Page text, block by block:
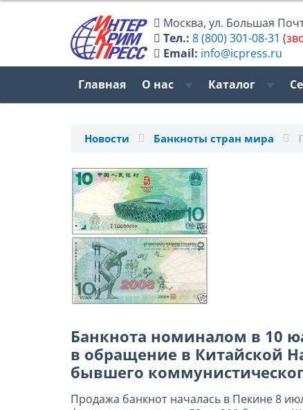
Москва,ул. Большая
Тел.: 8 (800) 301-08-31
Email: info@icpress.ru
Главная О нас Каталог
Новости Банкноты стран мира
Банкнота номиналом в 10
в обращение в Китайской
бывшего
Продажа банкнот началась в Пекине 8